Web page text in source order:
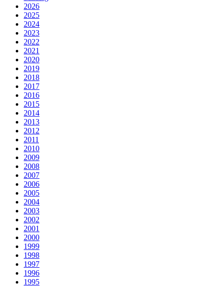
2026
2025
2024
2023
2022
2021
2020
2019
2018
2017
2016
2015
2014
2013
2012
2011
2010
2009
2008
2007
2006
2005
2004
2003
2002
2001
2000
1999
1998
1997
1996
1995